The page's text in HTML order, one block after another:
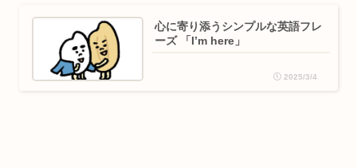
心に寄り添うシンプルな英語フレ
ーズ 「I’m here」
2025/3/4